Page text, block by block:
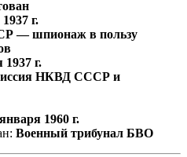
г.
— шпионаж в пользу
1937 г.
НКВД СССР и
1960 г.
Военный трибунал БВО